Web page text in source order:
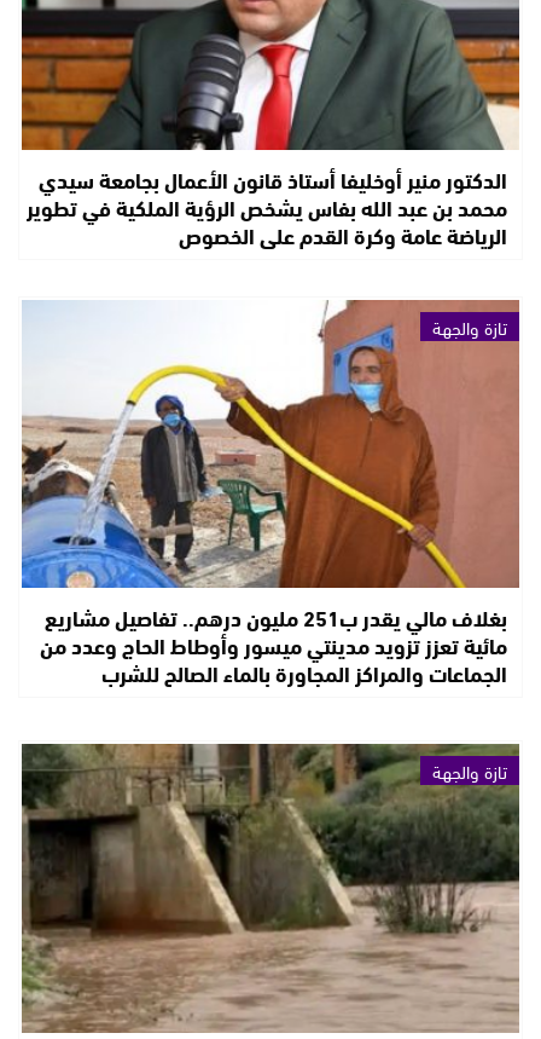
الدكتور منير أوخليفا أستاذ قانون الأعمال بجامعة سيدي
محمد بن عبد الله بفاس يشخص الرؤية الملكية في تطوير
الرياضة عامة وكرة القدم على الخصوص
تازة والجهة
بغلاف مالي يقدر ب251 مليون درهم.. تفاصيل مشاريع
مائية تعزز تزويد مدينتي ميسور وأوطاط الحاج وعدد من
الجماعات والمراكز المجاورة بالماء الصالح للشرب
تازة والجهة